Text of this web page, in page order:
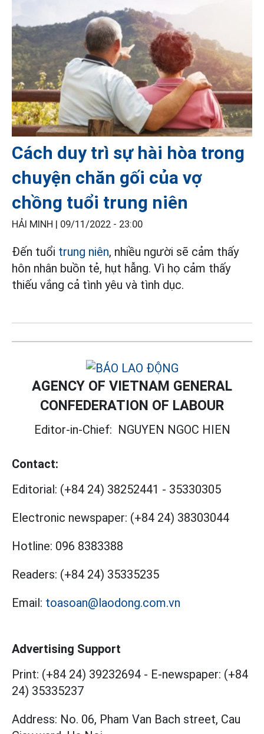
Cách duy trì sự hài hòa trong
chuyện chăn gối của vợ
chồng tuổi trung niên
HẢI MINH | 09/11/2022 - 23:00
Đến tuổi trung niên, nhiều người sẽ cảm thấy
hôn nhân buồn tẻ, hụt hẫng. Vì họ cảm thấy
thiếu vắng cả tình yêu và tình dục.
AGENCY OF VIETNAM GENERAL
CONFEDERATION OF LABOUR
Editor-in-Chief: NGUYEN NGOC HIEN
Contact:
Editorial: (+84 24) 38252441 - 35330305
Electronic newspaper: (+84 24) 38303044
Hotline: 096 8383388
Readers: (+84 24) 35335235
Email: toasoan@laodong.com.vn
Advertising Support
Print: (+84 24) 39232694 - E-newspaper: (+84
24) 35335237
Address: No. 06, Pham Van Bach street, Cau